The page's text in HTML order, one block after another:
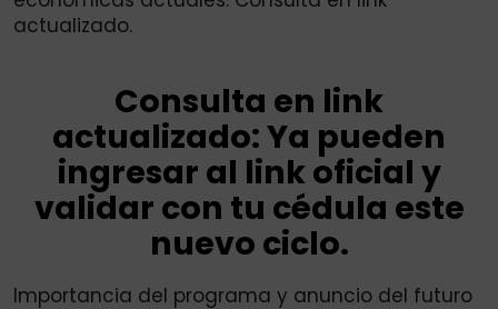
actualizado.
Consulta en link
actualizado: Ya pueden
ingresar al link oficial y
validar con tu cédula este
nuevo ciclo.
Importancia del programa y anuncio del futuro